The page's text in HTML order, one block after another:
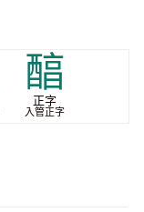
醕
正字
入管正字